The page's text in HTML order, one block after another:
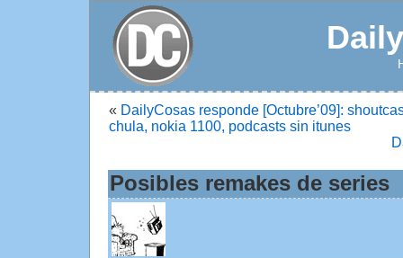
« DailyCosas responde [Octubre’09]:
chula, nokia 1100, podcasts sin itunes
Posibles remakes de series